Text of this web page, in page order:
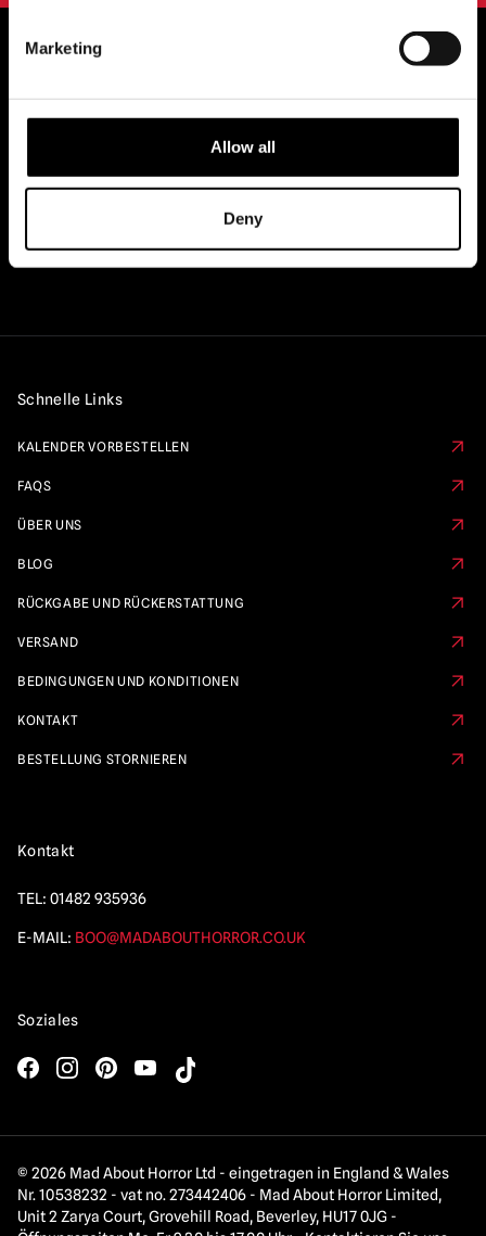
Marketing
Allow all
Deny
OFFIZIELLE UK & EUROPÄISCHE
Schnelle Links
KALENDER VORBESTELLEN
FAQS
ÜBER UNS
BLOG
RÜCKGABE UND RÜCKERSTATTUNG
VERSAND
BEDINGUNGEN UND KONDITIONEN
KONTAKT
BESTELLUNG STORNIEREN
Kontakt
TEL: 01482 935936
E-MAIL: BOO@MADABOUTHORROR.CO.UK
Soziales
© 2026 Mad About Horror Ltd - eingetragen in England & Wales
Nr. 10538232 - vat no. 273442406 - Mad About Horror Limited,
Unit 2 Zarya Court, Grovehill Road, Beverley, HU17 0JG -